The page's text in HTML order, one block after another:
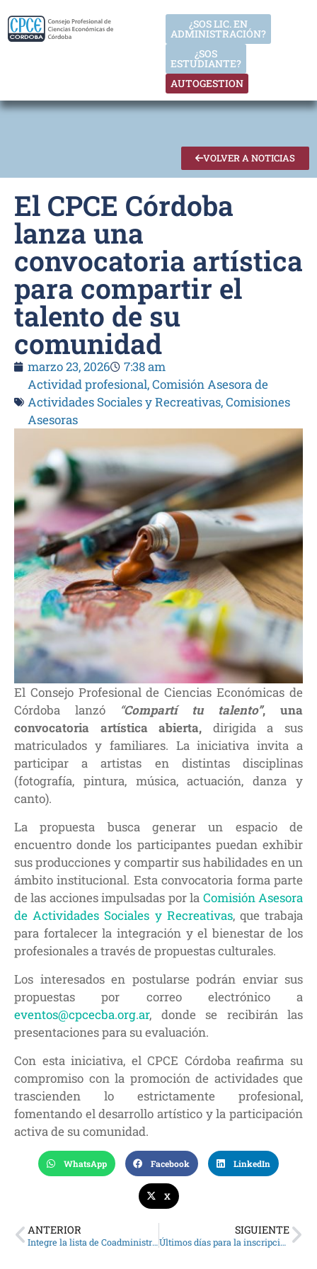
AUTOGESTION
¿SOS
ESTUDIANTE?
¿SOS LIC. EN
ADMINISTRACIÓN?
VOLVER A NOTICIAS
El CPCE Córdoba
lanza una
convocatoria artística
para compartir el
talento de su
comunidad
marzo 23, 2026
7:38 am
Actividad profesional,Comisión Asesora de
Actividades Sociales y Recreativas,Comisiones
Asesoras
El Consejo Profesional de Ciencias Económicas de
Córdoba lanzó
“Compartí tu talento”, una
convocatoria artística abierta, dirigida a sus
matriculados y familiares. La iniciativa invita a
participar a artistas en distintas disciplinas
(fotografía, pintura, música, actuación, danza y
canto).
La propuesta busca generar un espacio de
encuentro donde los participantes puedan exhibir
sus producciones y compartir sus habilidades en un
ámbito institucional. Esta convocatoria forma parte
de las acciones impulsadas por la Comisión Asesora
de Actividades Sociales y Recreativas, que trabaja
para fortalecer la integración y el bienestar de los
profesionales a través de propuestas culturales.
Los interesados en postularse podrán enviar sus
propuestas por correo electrónico a
eventos@cpcecba.org.ar, donde se recibirán las
presentaciones para su evaluación.
Con esta iniciativa, el CPCE Córdoba reafirma su
compromiso con la promoción de actividades que
trascienden lo estrictamente profesional,
fomentando el desarrollo artístico y la participación
activa de su comunidad.
WhatsApp Facebook LinkedIn
X
ANTERIOR
Integre la lista de Coadministradores en la Justicia Provincial
SIGUIENTE
Últimos días para la inscripción de síndicos concursales en ciudad de Córdoba